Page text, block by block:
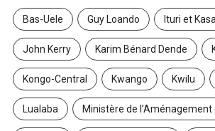
Bas-Uele Guy Loando Ituri et
John Kerry Karim Bénard Dende
Kongo-Central Kwango Kwilu
Lualaba Ministère de